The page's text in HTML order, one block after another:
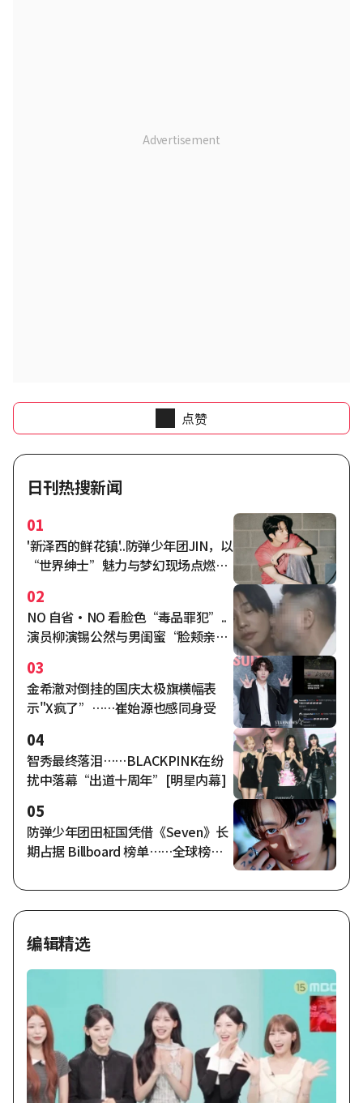
点赞
日刊热搜新闻
01
'新泽西的鲜花镇'..防弹少年团JIN，以
“世界绅士”魅力与梦幻现场点燃全
02
NO 自省·NO 看脸色“毒品罪犯”..
演员柳演锡公然与男闺蜜“脸颊亲
03
金希澈对倒挂的国庆太极旗横幅表
示"X疯了”……崔始源也感同身受
04
智秀最终落泪……BLACKPINK在纷
扰中落幕“出道十周年”[明星内幕]
05
防弹少年团田柾国凭借《Seven》长
期占据 Billboard 榜单……全球榜单
次、最长记录”
编辑精选